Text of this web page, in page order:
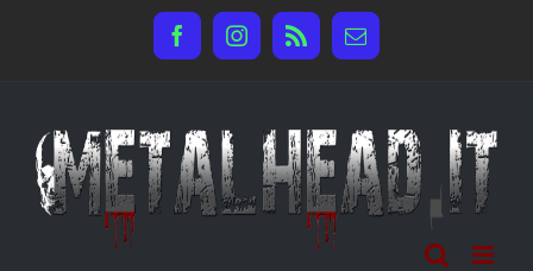
FacebookInstagram
Rss Email